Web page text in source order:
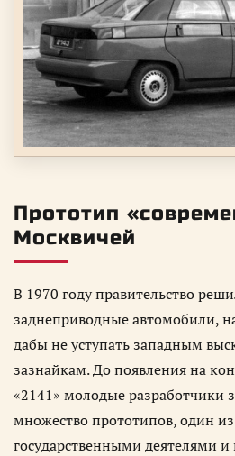
Прототип
Москвичей
В 1970 году правительство
заднеприводные автомобили,
дабы не уступать западным
зазнайкам. До появления на
«2141» молодые разработчики
множество прототипов, один
государственными деятелями